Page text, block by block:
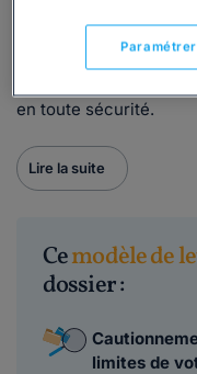
obligatoires (identité
conditions de mise en
en toute sécurité.
Lire la suite
Cemodèle de
dossier :
limites de
Paramétrer